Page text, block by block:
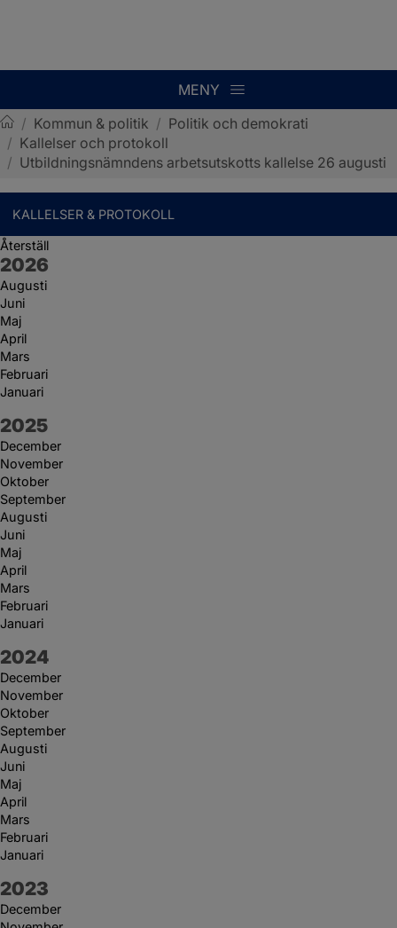
MENY
Sotenäs kommun
/ Kommun & politik / Politik och demokrati
/ Kallelser och protokoll
/ Utbildningsnämndens arbetsutskotts kallelse 26 augusti
KALLELSER & PROTOKOLL
Återställ
År:
2026
Augusti
Juni
Maj
April
Mars
Februari
Januari
År:
2025
December
November
Oktober
September
Augusti
Juni
Maj
April
Mars
Februari
Januari
År:
2024
December
November
Oktober
September
Augusti
Juni
Maj
April
Mars
Februari
Januari
År:
2023
December